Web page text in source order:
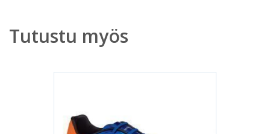
Tutustu myös